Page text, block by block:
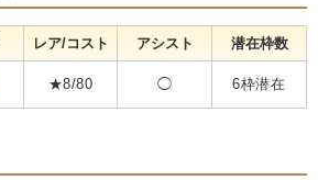
レア/コスト アシスト 潜在枠数
★8/80 ◯ 6枠潜在